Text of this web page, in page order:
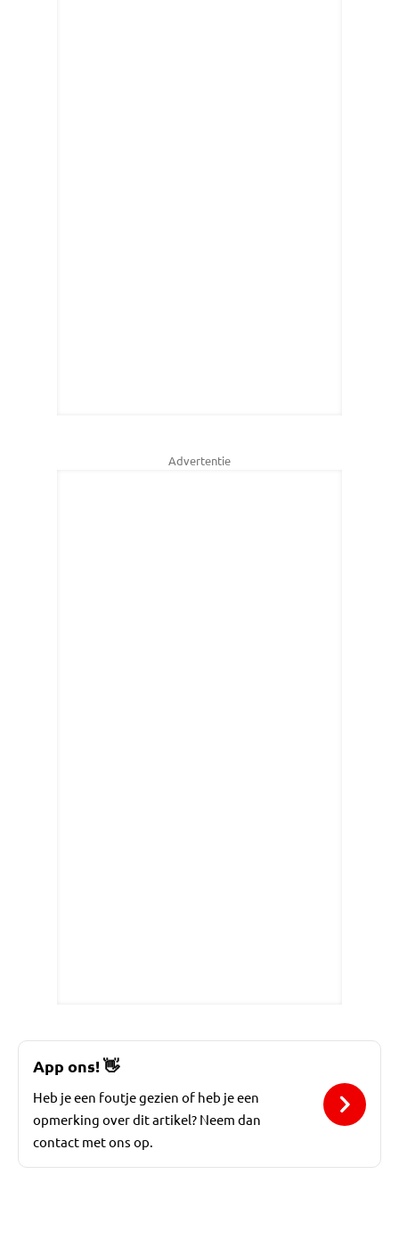
Advertentie
App ons!👋
Heb je een foutje gezien of heb je een
opmerking over dit artikel? Neem dan
contact met ons op.